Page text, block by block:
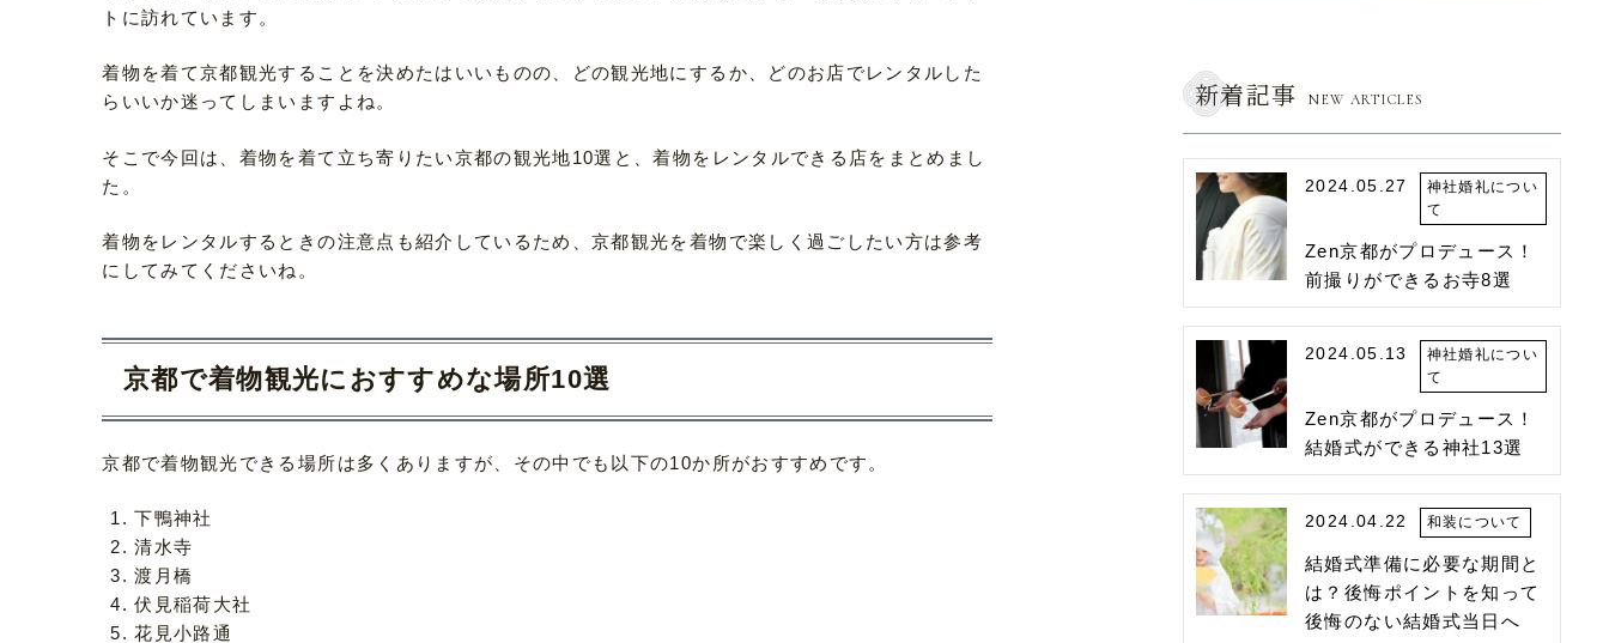
トに訪れています。
着物を着て京都観光することを決めたはいいものの、どの観光地にするか、どのお店でレンタルした
らいいか迷ってしまいますよね。
そこで今回は、着物を着て立ち寄りたい京都の観光地10選と、着物をレンタルできる店をまとめまし
た。
着物をレンタルするときの注意点も紹介しているため、京都観光を着物で楽しく過ごしたい方は参考
にしてみてくださいね。
京都で着物観光におすすめな場所10選
京都で着物観光できる場所は多くありますが、その中でも以下の10か所がおすすめです。
下鴨神社
清水寺
渡月橋
伏見稲荷大社
花見小路通
新着記事 NEW ARTICLES
2024.05.27
神社婚礼につい
て
Zen京都がプロデュース！
前撮りができるお寺8選
2024.05.13
神社婚礼につい
て
Zen京都がプロデュース！
結婚式ができる神社13選
2024.04.22 和装について
結婚式準備に必要な期間と
は？後悔ポイントを知って
後悔のない結婚式当日へ